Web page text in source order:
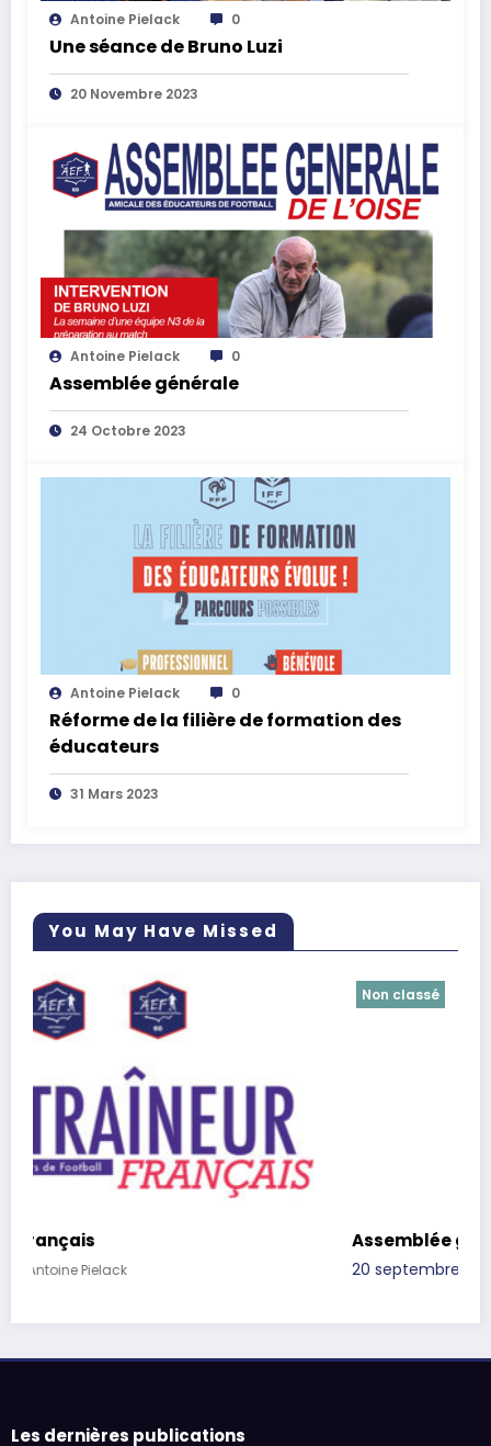
Antoine Pielack 0
Une séance de Bruno Luzi
20 Novembre 2023
Antoine Pielack 0
Assemblée générale
24 Octobre 2023
Antoine Pielack 0
Réforme de la filière de formation des
éducateurs
31 Mars 2023
You May Have Missed
Non classé
Assemblée générale 2019
Antoine Pielack
Les dernières publications